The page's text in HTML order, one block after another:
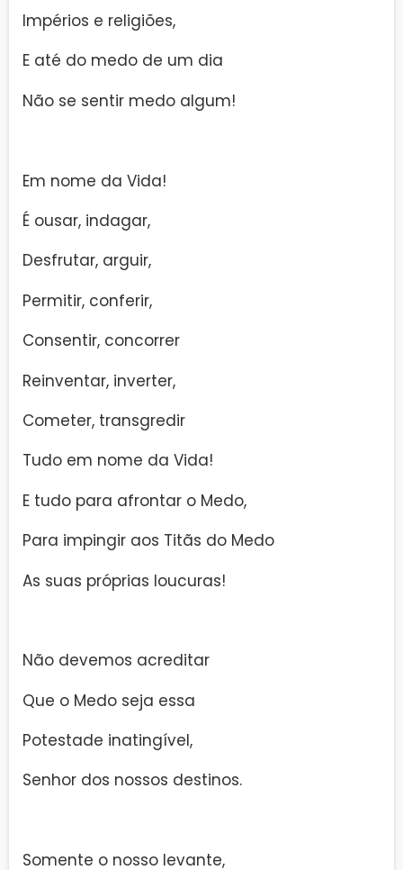
Impérios e religiões,
E até do medo de um dia
Não se sentir medo algum!
Em nome da Vida!
É ousar, indagar,
Desfrutar, arguir,
Permitir, conferir,
Consentir, concorrer
Reinventar, inverter,
Cometer, transgredir
Tudo em nome da Vida!
E tudo para afrontar o Medo,
Para impingir aos Titãs do Medo
As suas próprias loucuras!
Não devemos acreditar
Que o Medo seja essa
Potestade inatingível,
Senhor dos nossos destinos.
Somente o nosso levante,